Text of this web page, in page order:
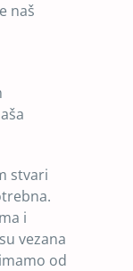
naš
stvari
i
vezana
od